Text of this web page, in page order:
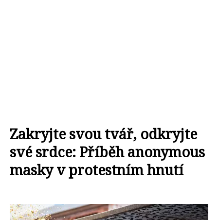
Zakryjte svou tvář, odkryjte
své srdce: Příběh anonymous
masky v protestním hnutí